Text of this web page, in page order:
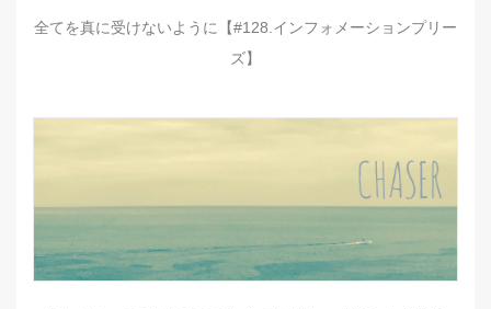
全てを真に受けないように【#128.インフォメーションプリー
ズ】